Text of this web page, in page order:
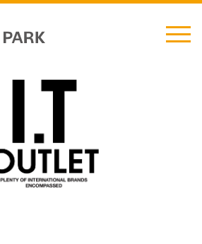
日本語 简中